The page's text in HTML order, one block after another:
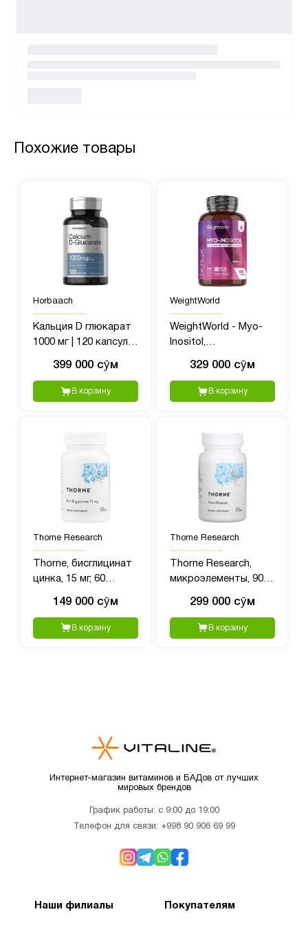
Похожие товары
Horbaach
Кальция D глюкарат
1000 мг | 120 капсул |
399 000 сӯм
В корзину
WeightWorld
WeightWorld - Myo-
Inositol,
Инозитолом, 4000 мг,
120 таблеток
329 000 сӯм
В корзину
Thorne Research
Thorne, бисглицинат
цинка, 15 мг, 60
149 000 сӯм
В корзину
Thorne Research
Thorne Research,
микроэлементы, 90
299 000 сӯм
В корзину
Интернет-магазин витаминов и БАДов от лучших
мировых брендов
График работы: с 9:00 до 19:00
Телефон для связи: +998 90 906 69 99
Наши филиалы Покупателям